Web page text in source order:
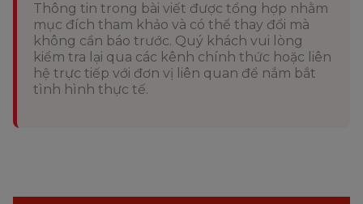
Thông tin trong bài viết được tổng hợp nhằm
mục đích tham khảo và có thể thay đổi mà
không cần báo trước. Quý khách vui lòng
kiểm tra lại qua các kênh chính thức hoặc liên
hệ trực tiếp với đơn vị liên quan để nắm bắt
tình hình thực tế.